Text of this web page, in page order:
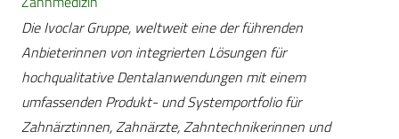
Die Ivoclar Gruppe, weltweit eine der führenden
Anbieterinnen von integrierten Lösungen für
hochqualitative Dentalanwendungen mit einem
umfassenden Produkt- und Systemportfolio für
Zahnärztinnen, Zahnärzte, Zahntechnikerinnen und